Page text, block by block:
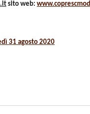
sito web:
31 agosto 2020